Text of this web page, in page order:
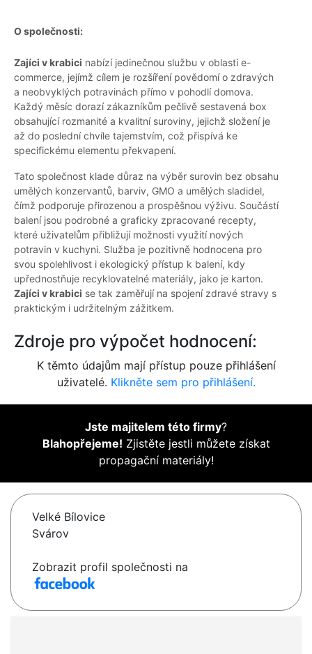
O společnosti:
Zajíci v krabici nabízí jedinečnou službu v oblasti e-
commerce, jejímž cílem je rozšíření povědomí o zdravých
a neobvyklých potravinách přímo v pohodlí domova.
Každý měsíc dorazí zákazníkům pečlivě sestavená box
obsahující rozmanité a kvalitní suroviny, jejichž složení je
až do poslední chvíle tajemstvím, což přispívá ke
specifickému elementu překvapení.
Tato společnost klade důraz na výběr surovin bez obsahu
umělých konzervantů, barviv, GMO a umělých sladidel,
čímž podporuje přirozenou a prospěšnou výživu. Součástí
balení jsou podrobné a graficky zpracované recepty,
které uživatelům přibližují možnosti využití nových
potravin v kuchyni. Služba je pozitivně hodnocena pro
svou spolehlivost i ekologický přístup k balení, kdy
upřednostňuje recyklovatelné materiály, jako je karton.
Zajíci v krabici se tak zaměřují na spojení zdravé stravy s
praktickým i udržitelným zážitkem.
Zdroje pro výpočet hodnocení:
K těmto údajům mají přístup pouze přihlášení
uživatelé. Klikněte sem pro přihlášení.
Jste majitelem této firmy?
Blahopřejeme! Zjistěte jestli můžete získat
propagační materiály!
Velké Bílovice
Svárov
Zobrazit profil společnosti na